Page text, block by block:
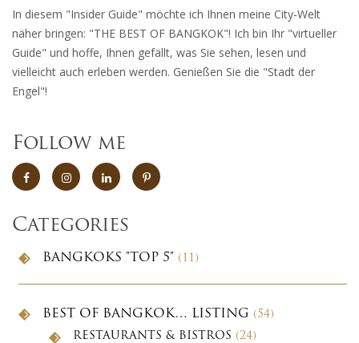
In diesem "Insider Guide" möchte ich Ihnen meine City-Welt
näher bringen: "THE BEST OF BANGKOK"! Ich bin Ihr "virtueller
Guide" und hoffe, Ihnen gefällt, was Sie sehen, lesen und
vielleicht auch erleben werden. Genießen Sie die "Stadt der
Engel"!
Follow me
Categories
BANGKOKS "TOP 5" (11)
BEST OF BANGKOK… LISTING (54)
RESTAURANTS & BISTROS (24)